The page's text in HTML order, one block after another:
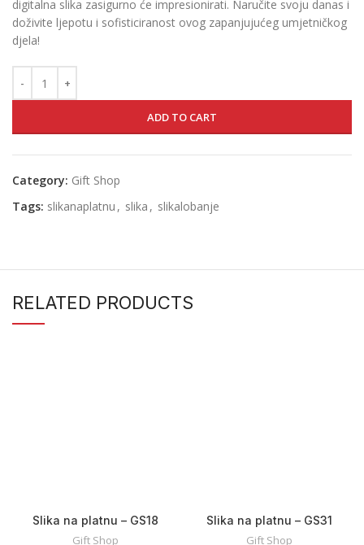
digitalna slika zasigurno će impresionirati. Naručite svoju danas i
doživite ljepotu i sofisticiranost ovog zapanjujućeg umjetničkog
djela!
ADD TO CART
Category: Gift Shop
Tags: slikanaplatnu , slika , slikalobanje
RELATED PRODUCTS
Slika na platnu – GS18
Gift Shop
Slika na platnu – GS31
Gift Shop